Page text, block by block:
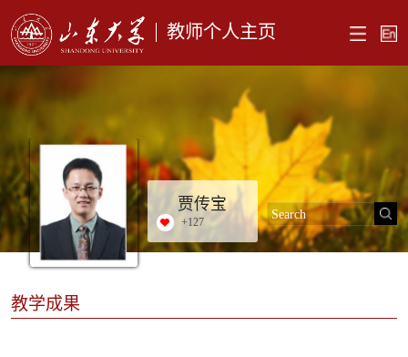
教师个人主页
贾传宝
+127
教学成果